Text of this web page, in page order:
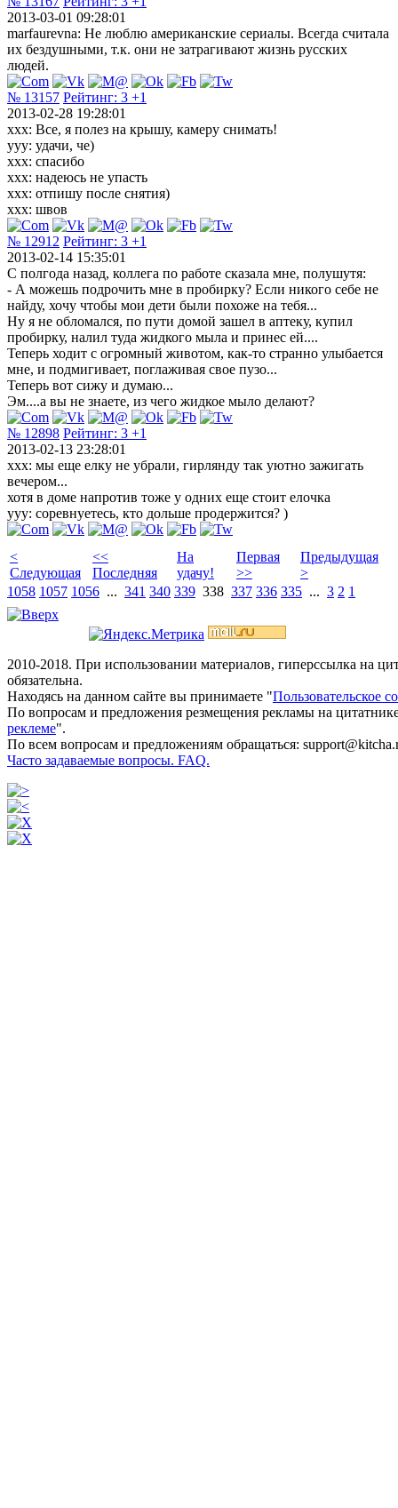
2013-03-01 09:28:01
marfaurevna: Не люблю американские сериалы. Всегда считала
их бездушными, т.к. они не затрагивают жизнь русских
людей.
№ 13157 Рейтинг: 3 +1
2013-02-28 19:28:01
xxx: Все, я полез на крышу, камеру снимать!
yyy: удачи, че)
xxx: спасибо
xxx: надеюсь не упасть
xxx: отпишу после снятия)
xxx: швов
№ 12912 Рейтинг: 3 +1
2013-02-14 15:35:01
С полгода назад, коллега по работе сказала мне, полушутя:
- А можешь подрочить мне в пробирку? Если никого себе не
найду, хочу чтобы мои дети были похоже на тебя...
Ну я не обломался, по пути домой зашел в аптеку, купил
пробирку, налил туда жидкого мыла и принес ей....
Теперь ходит с огромный животом, как-то странно улыбается
мне, и подмигивает, поглаживая свое пузо...
Теперь вот сижу и думаю...
Эм....а вы не знаете, из чего жидкое мыло делают?
№ 12898 Рейтинг: 3 +1
2013-02-13 23:28:01
xxx: мы еще елку не убрали, гирлянду так уютно зажигать
вечером...
хотя в доме напротив тоже у одних еще стоит елочка
yyy: соревнуетесь, кто дольше продержится? )
<
Следующая
<<
Последняя
На
удачу!
Первая
>>
Предыдущая
>
1058 1057 1056 ... 341 340 339 338 337 336 335 ... 3 2 1
2010-2018. При использовании материалов, гиперссылка на
обязательна.
Находясь на данном сайте вы принимаете "Пользовательское
По вопросам и предложения резмещения рекламы на
реклеме".
По всем вопросам и предложениям обращаться:
Часто задаваемые вопросы. FAQ.